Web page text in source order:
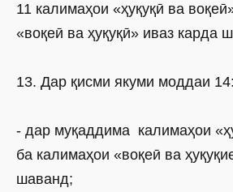
11 калимаҳои «ҳуқуқӣ ва
«воқеӣ ва ҳуқуқӣ» иваз карда
13. Дар қисми якуми моддаи 14:
- дар муқаддима калимаҳои
ба калимаҳои «воқеӣ ва
шаванд;